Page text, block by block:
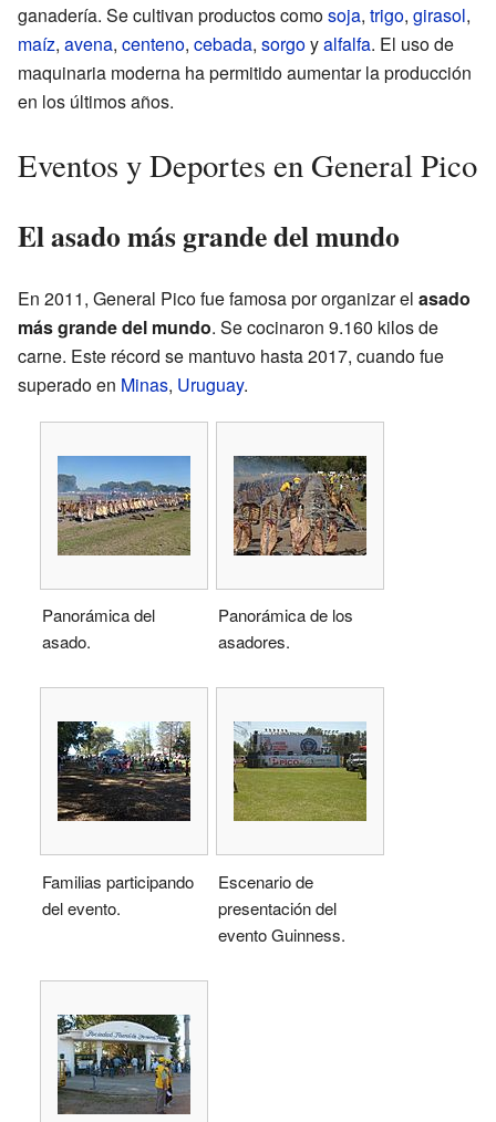
ganadería. Se cultivan productos comosoja, trigo, girasol,
maíz, avena, centeno, cebada, sorgoyalfalfa. El uso de
maquinaria moderna ha permitido aumentar la producción
en los últimos años.
Eventos y Deportes en General Pico
El asado más grande del mundo
En 2011, General Pico fue famosa por organizar el asado
más grande del mundo. Se cocinaron 9.160 kilos de
carne. Este récord se mantuvo hasta 2017, cuando fue
superado en Minas, Uruguay.
Panorámica del
asado.
Panorámica de los
asadores.
Familias participando
del evento.
Escenario de
presentación del
evento Guinness.